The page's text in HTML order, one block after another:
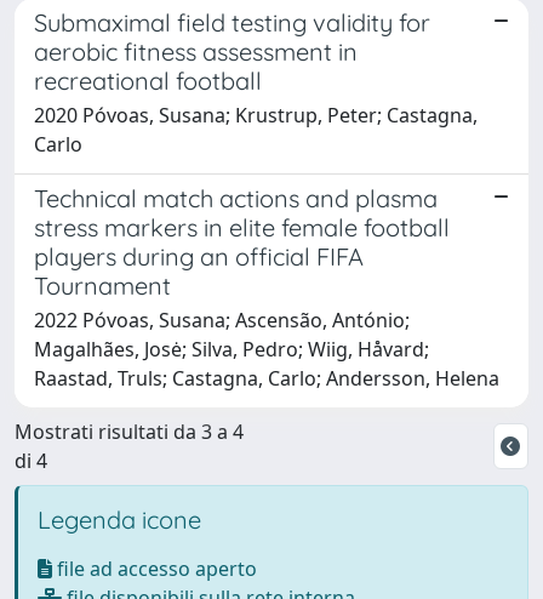
Submaximal field testing validity for
aerobic fitness assessment in
recreational football
2020 Póvoas, Susana; Krustrup, Peter; Castagna,
Carlo
Technical match actions and plasma
stress markers in elite female football
players during an official FIFA
Tournament
2022 Póvoas, Susana; Ascensão, António;
Magalhães, Josė; Silva, Pedro; Wiig, Håvard;
Raastad, Truls; Castagna, Carlo; Andersson, Helena
Mostrati risultati da 3 a 4
di 4
Legenda icone
file ad accesso aperto